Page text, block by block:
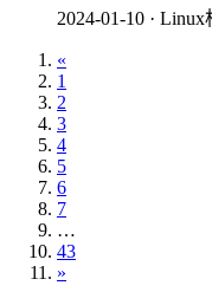
2024-01-10 · Linux
«
1
2
3
4
5
6
7
…
43
»